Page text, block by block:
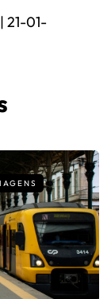
21-01-